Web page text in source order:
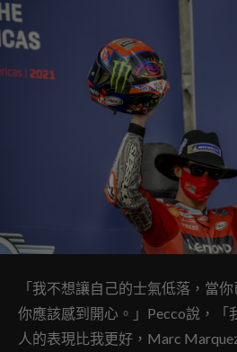
「我不想讓自己的士氣低落，當
你應該感到開心。」Pecco說，「
人的表現比我更好，Marc